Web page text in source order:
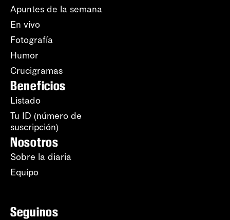
Apuntes de la semana
En vivo
Fotografía
Humor
Crucigramas
Beneficios
Listado
Tu ID (número de
suscripción)
Nosotros
Sobre la diaria
Equipo
Seguinos